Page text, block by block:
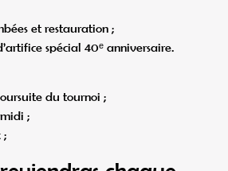
et restauration ;
spécial 40ᵉ anniversaire.
du tournoi ;
;
;